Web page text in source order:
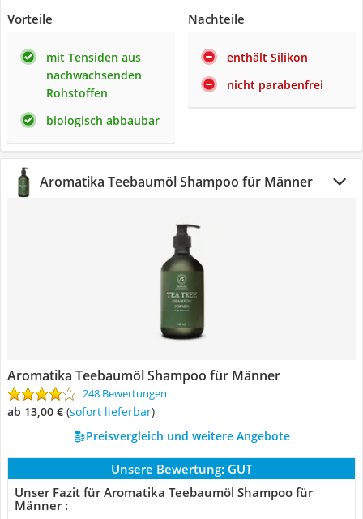
Vorteile
mit Tensiden aus
nachwachsenden
Rohstoffen
biologisch abbaubar
Nachteile
enthält Silikon
nicht parabenfrei
Aromatika Teebaumöl Shampoo für Männer
Aromatika Teebaumöl Shampoo für Männer
248 Bewertungen
ab 13,00 € ( Sofort lieferbar)
Preisvergleich und weitere Angebote
Unsere Bewertung: GUT
Unser Fazit für Aromatika Teebaumöl Shampoo für
Männer :